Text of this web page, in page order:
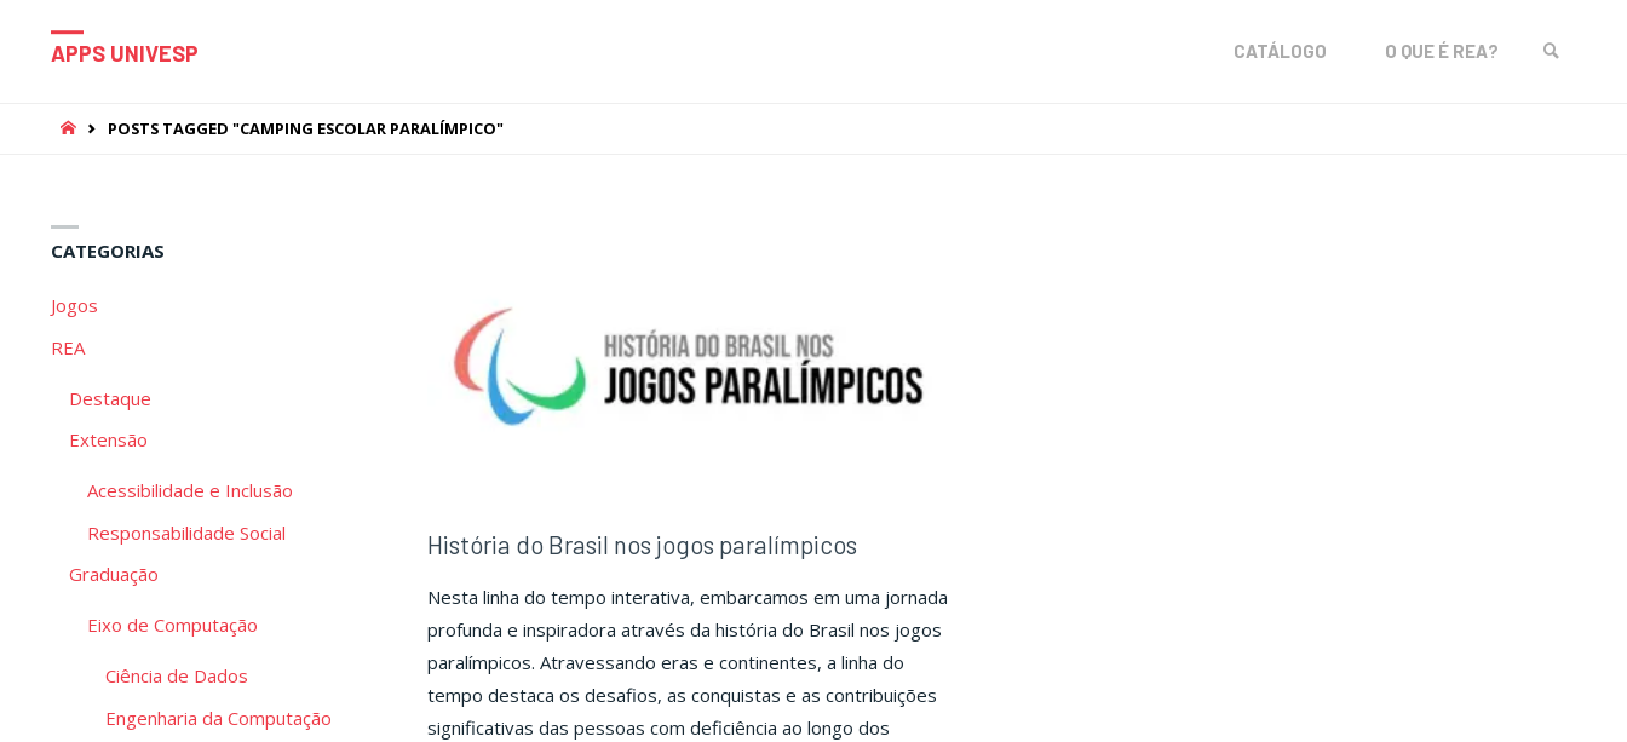
APPS UNIVESP CATÁLOGO O QUE É REA?
HOMEPOSTS TAGGED "CAMPING ESCOLAR PARALÍMPICO"
História do Brasil nos jogos paralímpicos
Nesta linha do tempo interativa, embarcamos em uma jornada
profunda e inspiradora através da história do Brasil nos jogos
paralímpicos. Atravessando eras e continentes, a linha do
tempo destaca os desafios, as conquistas e as contribuições
significativas das pessoas com deficiência ao longo dos
CATEGORIAS
Jogos
REA
Destaque
Extensão
Acessibilidade e Inclusão
Responsabilidade Social
Graduação
Eixo de Computação
Ciência de Dados
Engenharia da Computação